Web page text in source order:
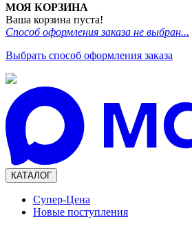
МОЯ КОРЗИНА
Ваша корзина пуста!
Способ оформления заказа не выбран...
Выбрать способ оформления заказа
КАТАЛОГ
Супер-Цена
Новые поступления